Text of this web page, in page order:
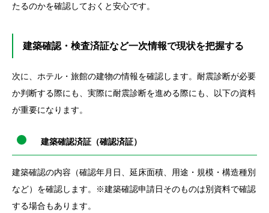
たるのかを確認しておくと安心です。
建築確認・検査済証など一次情報で現状を把握する
次に、ホテル・旅館の建物の情報を確認します。耐震診断が必要
か判断する際にも、実際に耐震診断を進める際にも、以下の資料
が重要になります。
建築確認済証（確認済証）
建築確認の内容（確認年月日、延床面積、用途・規模・構造種別
など）を確認します。※建築確認申請日そのものは別資料で確認
する場合もあります。